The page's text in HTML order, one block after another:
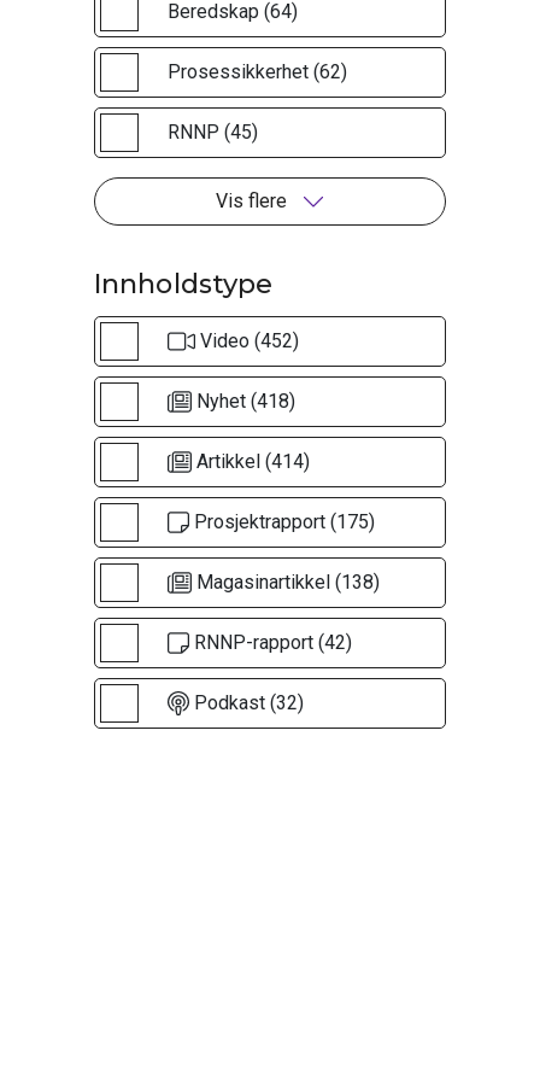
Beredskap (64)
Prosessikkerhet (62)
RNNP (45)
Vis flere
Innholdstype
Video (452)
Nyhet (418)
Artikkel (414)
Prosjektrapport (175)
Magasinartikkel (138)
RNNP-rapport (42)
Podkast (32)